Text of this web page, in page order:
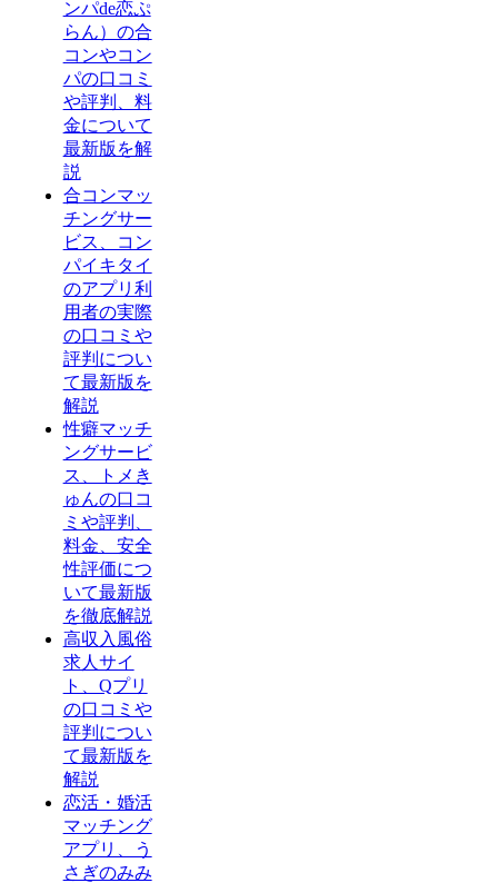
ンパde恋ぷ
らん）の合
コンやコン
パの口コミ
や評判、料
金について
最新版を解
説
合コンマッ
チングサー
ビス、コン
パイキタイ
のアプリ利
用者の実際
の口コミや
評判につい
て最新版を
解説
性癖マッチ
ングサービ
ス、トメき
ゅんの口コ
ミや評判、
料金、安全
性評価につ
いて最新版
を徹底解説
高収入風俗
求人サイ
ト、Qプリ
の口コミや
評判につい
て最新版を
解説
恋活・婚活
マッチング
アプリ、う
さぎのみみ